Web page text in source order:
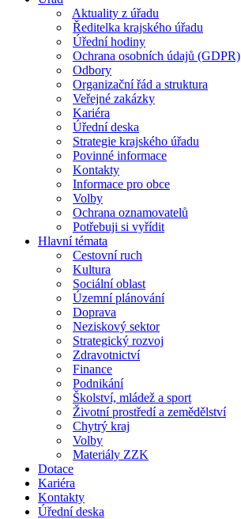
Aktuality z úřadu
Ředitelka krajského úřadu
Úřední hodiny
Ochrana osobních údajů (GDPR)
Odbory
Organizační řád a struktura
Veřejné zakázky
Kariéra
Úřední deska
Strategie krajského úřadu
Povinné informace
Kontakty
Informace pro obce
Volby
Ochrana oznamovatelů
Potřebuji si vyřídit
Hlavní témata
Cestovní ruch
Kultura
Sociální oblast
Územní plánování
Doprava
Neziskový sektor
Strategický rozvoj
Zdravotnictví
Finance
Podnikání
Školství, mládež a sport
Životní prostředí a zemědělství
Chytrý kraj
Volby
Materiály ZZK
Dotace
Kariéra
Kontakty
Úřední deska